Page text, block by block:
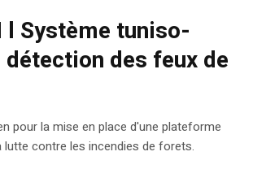
l Système tuniso-
des feux de
pour la mise en place d'une plateforme
lutte contre les incendies de forets.